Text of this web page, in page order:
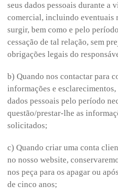
seus dados pessoais durante a
comercial, incluindo eventuais
surgir, bem como e pelo
cessação de tal relação, sem
obrigações legais do
b) Quando nos contactar para
informações e esclarecimentos,
dados pessoais pelo período
questão/prestar-lhe as
solicitados;
c) Quando criar uma conta
no nosso website,
nos peça para os apagar ou
de cinco anos;